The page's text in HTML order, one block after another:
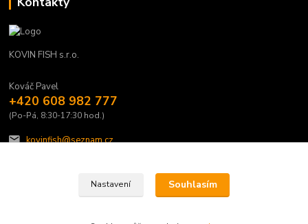
KOVIN FISH s.r.o.
Kováč Pavel
+420 608 982 777
(Po-Pá, 8:30-17:30 hod.)
kovinfish@seznam.cz
Nastavení Souhlasím